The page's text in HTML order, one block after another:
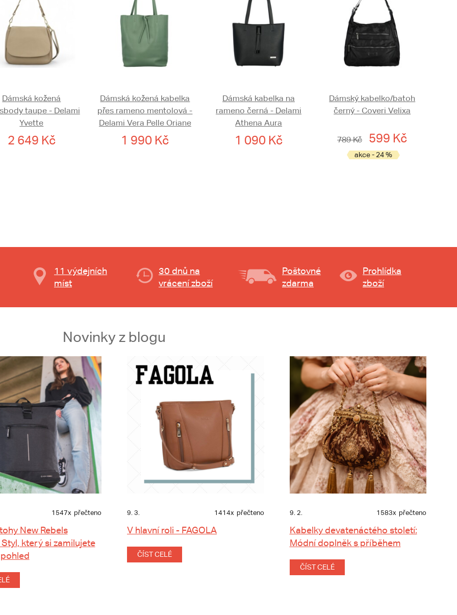
Dámská kožená
taupe - Delami
Yvette
2 649 Kč
Dámská kožená kabelka
přes rameno mentolová -
Delami Vera Pelle Oriane
1 990 Kč
Dámská kabelka na
rameno černá - Delami
Athena Aura
1 090 Kč
Dámský kabelko/batoh
černý - Coveri Velixa
789 Kč 599 Kč
akce - 24 %
11 výdejních
míst
30 dnů na
vrácení zboží
Poštovné
zdarma
Prohlídka
zboží
Novinky z blogu
1547x přečteno
New Rebels
který si zamilujete
9. 3. 1414x přečteno
V hlavní roli - FAGOLA
ČÍST CELÉ
9. 2. 1583x přečteno
Kabelky devatenáctého století:
Módní doplněk s příběhem
ČÍST CELÉ